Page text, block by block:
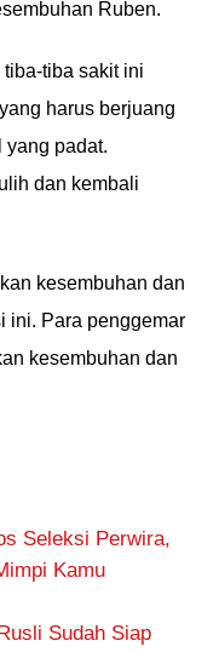
Ruben.
tiba sakit ini
harus berjuang
yang padat.
dan kembali
kesembuhan dan
ini. Para penggemar
kesembuhan dan
Seleksi Perwira,
Kamu
Sudah Siap